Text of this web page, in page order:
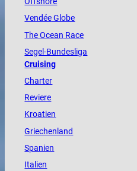
VendéeGlobe
TheOcean Race
Segel-Bundesliga
Cruising
Charter
Reviere
Kroatien
Griechenland
Spanien
Italien